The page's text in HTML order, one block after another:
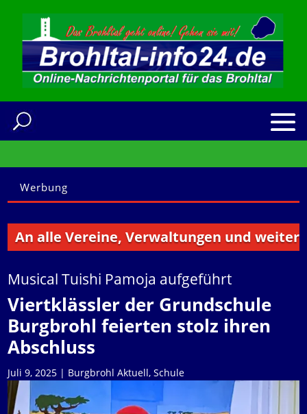
Werbung
alle Vereine, Verwaltungen und weitere
Musical Tuishi Pamoja aufgeführt
Viertklässler der Grundschule
Burgbrohl feierten stolz ihren
Abschluss
Juli 9, 2025 | Burgbrohl Aktuell, Schule